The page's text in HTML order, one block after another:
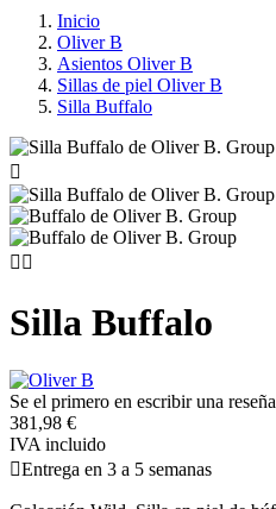
Inicio
Oliver B
Asientos Oliver B
Sillas de piel Oliver B
Silla Buffalo

 
Silla Buffalo
Se el primero en escribir una reseña
381,98 €
IVA incluido
Entrega en 3 a 5 semanas